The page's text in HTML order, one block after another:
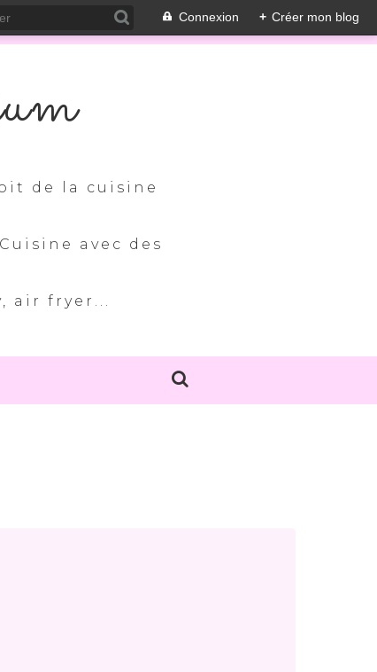
Connexion + Créer mon blog
de la cuisine
avec des
air fryer...